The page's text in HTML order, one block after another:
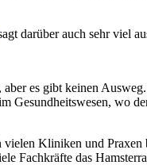
darüber auch sehr viel
es gibt keinen
wo
Kliniken und
Fachkräfte das